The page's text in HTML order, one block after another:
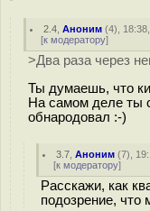
2.4 ,Аноним (4),
[к модератору]
>Два раза через
Ты думаешь, что
На самом деле ты
обнародовал :-)
3.7 ,Аноним (7),
[к модератору]
Расскажи, как
подозрение, что